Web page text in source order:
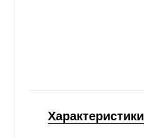
Характеристики